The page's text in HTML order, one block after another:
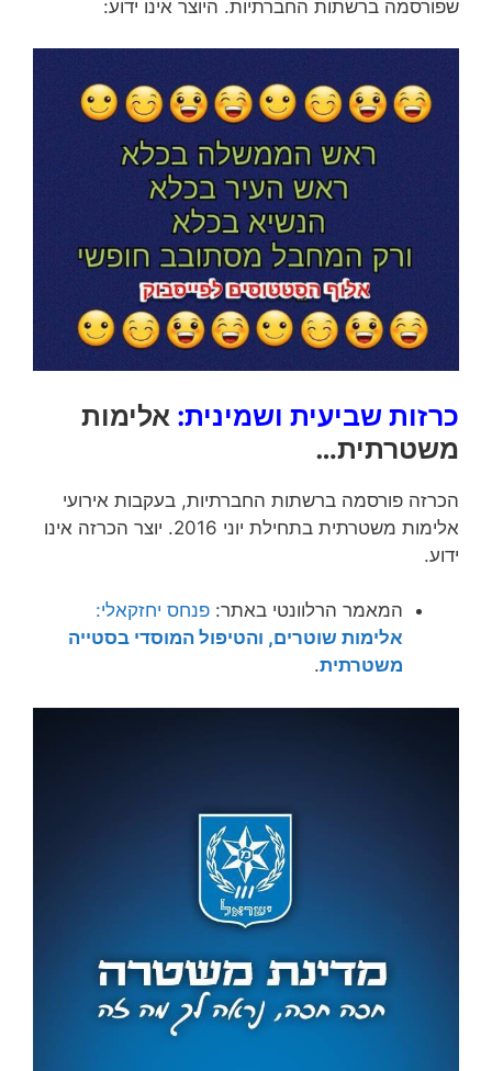
שפורסמה ברשתות החברתיות. היוצר אינו ידוע:
כרזות שביעית ושמינית: אלימות
משטרתית…
הכרזה פורסמה ברשתות החברתיות, בעקבות אירועי
אלימות משטרתית בתחילת יוני 2016. יוצר הכרזה אינו
ידוע.
המאמר הרלוונטי באתר: פנחס יחזקאלי:
אלימות שוטרים, והטיפול המוסדי בסטייה
משטרתית.